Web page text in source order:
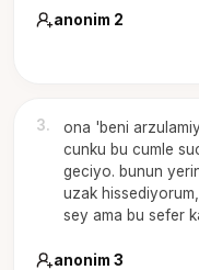
anonim 2
3.
ona 'beni
cunku bu cumle
geciyo. bunun
uzak
sey ama bu sefer
anonim 3